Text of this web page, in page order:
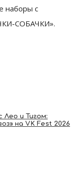
наборы с
СОБАЧКИ».
Лео и Тигом:
встречаем мультгероев студии «Паровоз» на VK Fest 2026